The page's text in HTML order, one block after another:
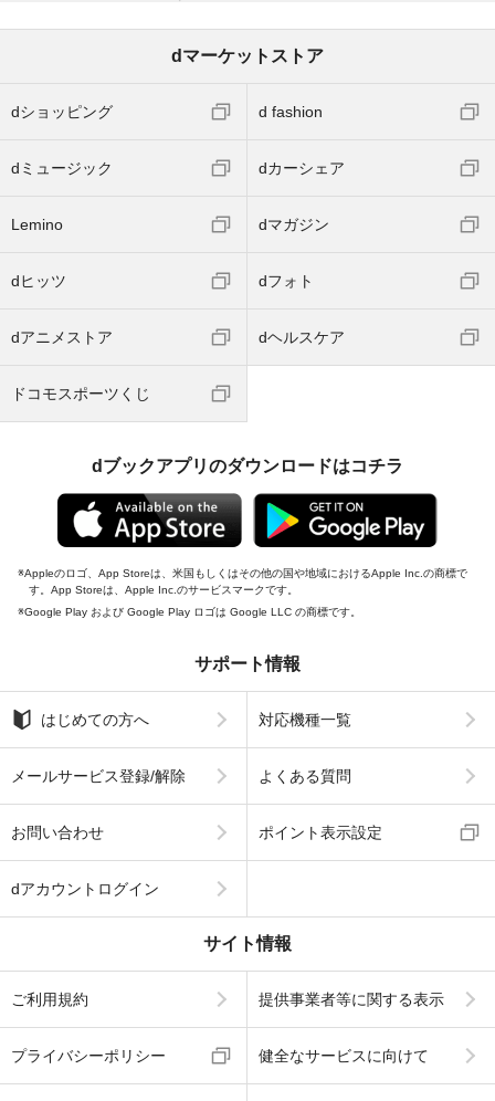
dマーケットストア
dショッピング d fashion
dミュージック dカーシェア
Lemino dマガジン
dヒッツ dフォト
dアニメストア dヘルスケア
ドコモスポーツくじ
dブックアプリのダウンロードはコチラ
Appleのロゴ、App Storeは、米国もしくはその他の国や地域におけるApple Inc.の商標で
す。App Storeは、Apple Inc.のサービスマークです。
Google Play および Google Play ロゴは Google LLC の商標です。
サポート情報
はじめての方へ 対応機種一覧
メールサービス登録/解除 よくある質問
お問い合わせ ポイント表示設定
dアカウントログイン
サイト情報
ご利用規約 提供事業者等に関する表示
プライバシーポリシー 健全なサービスに向けて